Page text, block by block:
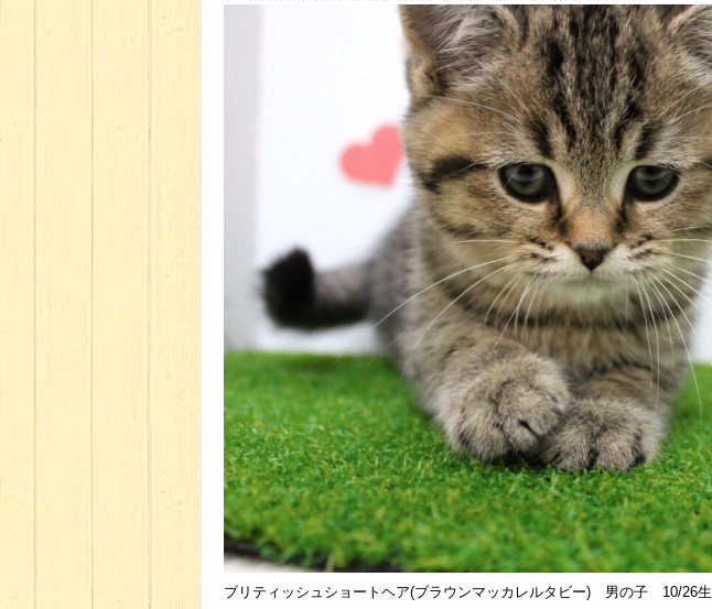
ブリティッシュショートヘア(ブラウンマッカレルタビー) 男の子 10/26生